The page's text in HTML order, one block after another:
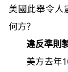
美國此舉令人
何方？
違反準則
美方去年10